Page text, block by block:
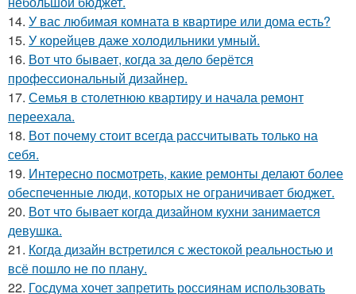
14. У вас любимая комната в квартире или дома есть?
15. У корейцев даже холодильники умный.
16. Вот что бывает, когда за дело берётся
профессиональный дизайнер.
17. Семья в столетнюю квартиру и начала ремонт
переехала.
18. Вот почему стоит всегда рассчитывать только на
себя.
19. Интересно посмотреть, какие ремонты делают более
обеспеченные люди, которых не ограничивает бюджет.
20. Вот что бывает когда дизайном кухни занимается
девушка.
21. Когда дизайн встретился с жестокой реальностью и
всё пошло не по плану.
22. Госдума хочет запретить россиянам использовать